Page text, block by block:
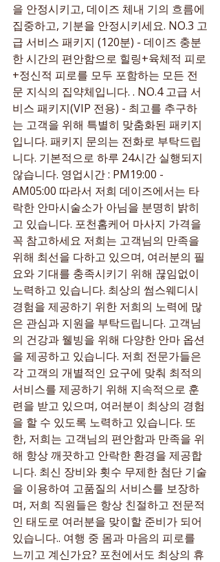
을 안정시키고, 데이즈 체내 기의 흐름에
집중하고, 기분을 안정시키세요. NO.3 고
급 서비스 패키지 (120분) - 데이즈 충분
한 시간의 편안함으로 힐링+육체적 피로
+정신적 피로를 모두 포함하는 모든 전
문 지식의 집약체입니다. . NO.4 고급 서
비스 패키지(VIP 전용) - 최고를 추구하
는 고객을 위해 특별히 맞춤화된 패키지
입니다. 패키지 문의는 전화로 부탁드립
니다. 기본적으로 하루 24시간 실행되지
않습니다. 영업시간 : PM19:00 -
AM05:00 따라서 저희 데이즈에서는 타
락한 안마시술소가 아님을 분명히 밝히
고 있습니다. 포천홈케어 마사지 가격을
꼭 참고하세요 저희는 고객님의 만족을
위해 최선을 다하고 있으며, 여러분의 필
요와 기대를 충족시키기 위해 끊임없이
노력하고 있습니다. 최상의 썸스웨디시
경험을 제공하기 위한 저희의 노력에 많
은 관심과 지원을 부탁드립니다. 고객님
의 건강과 웰빙을 위해 다양한 안마 옵션
을 제공하고 있습니다. 저희 전문가들은
각 고객의 개별적인 요구에 맞춰 최적의
서비스를 제공하기 위해 지속적으로 훈
련을 받고 있으며, 여러분이 최상의 경험
을 할 수 있도록 노력하고 있습니다. 또
한, 저희는 고객님의 편안함과 만족을 위
해 항상 깨끗하고 안락한 환경을 제공합
니다. 최신 장비와 횟수 무제한 첨단 기술
을 이용하여 고품질의 서비스를 보장하
며, 저희 직원들은 항상 친절하고 전문적
인 태도로 여러분을 맞이할 준비가 되어
있습니다.. 여행 중 몸과 마음의 피로를
느끼고 계신가요? 포천에서도 최상의 휴